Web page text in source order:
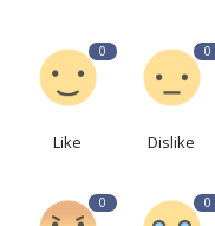
0
Like
0
Dislike
0 0